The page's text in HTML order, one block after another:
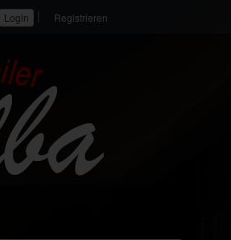
Registrieren